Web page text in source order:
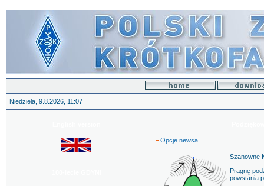
Niedziela, 9.8.2026, 11:07
Opcje newsa
Szanowne
Pragnę
powstania